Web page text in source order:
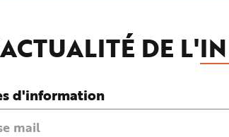
DE L'
d'information